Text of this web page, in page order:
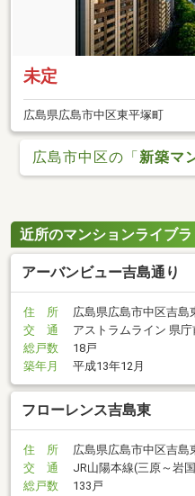
未定
広島県広島市中区東平塚町
広島市中区の「新築マ
近所のマンションライブ
アーバンビュー吉島通り
住 所
広島県広島市中区吉島
交 通
アストラムライン 県
総戸数
18戸
築年月
平成13年12月
フローレンス吉島東
住 所
広島県広島市中区吉島
交 通
JR山陽本線(三原～岩
総戸数
133戸